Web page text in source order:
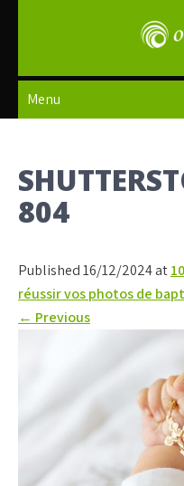
oucest
Menu
804
Published 16/12/2024 at
réussir vos photos de
← Previous